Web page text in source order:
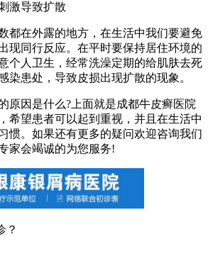
导致扩散
在外露的地方，在生活中我们要避免
现同行反应。在平时要保持居住环境的
个人卫生，经常洗澡定期的给肌肤去死
染患处，导致皮损出现扩散的现象。
因是什么?上面就是成都牛皮癣医院
希望患者可以起到重视，并且在生活中
惯。如果还有更多的疑问欢迎咨询我们
家会竭诚的为您服务!
？